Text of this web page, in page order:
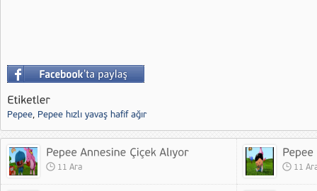
Pepee, Pepee hızlı yavaş hafif ağır
11 Ara 11